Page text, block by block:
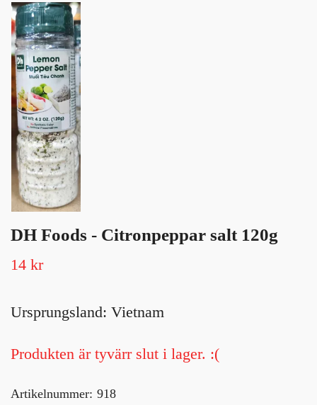
DH Foods - Citronpeppar salt 120g
14 kr
Ursprungsland: Vietnam
Produkten är tyvärr slut i lager. :(
Artikelnummer: 918